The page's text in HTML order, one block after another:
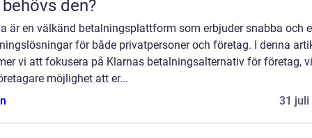
den?
är en välkänd betalningsplattform som erbjuder snabba och
för både privatpersoner och företag. I denna
vi att fokusera på Klarnas betalningsalternativ för företag,
möjlighet att er...
31 juli